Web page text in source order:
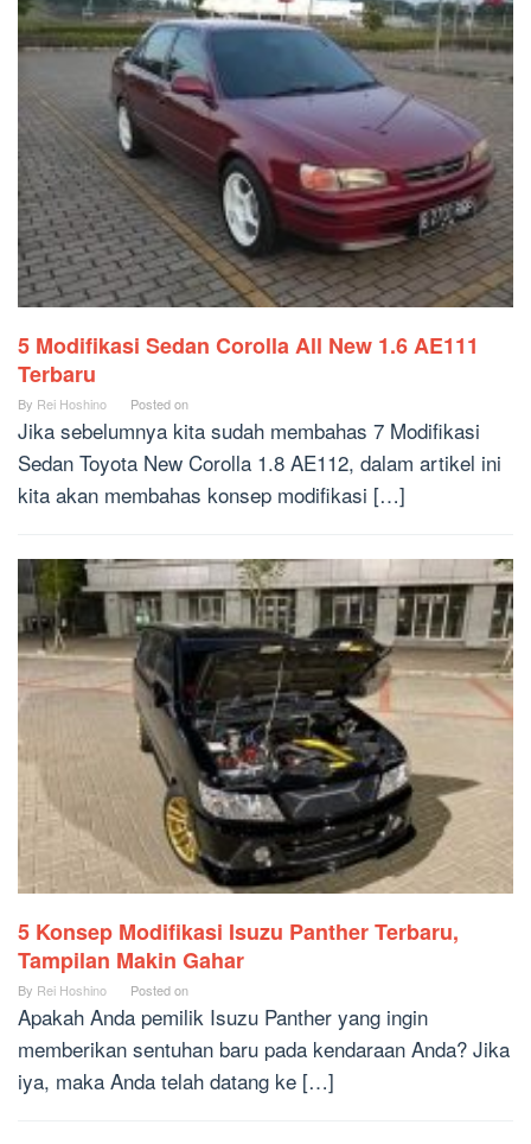
5 Modifikasi Sedan Corolla All New 1.6 AE111
Terbaru
By Rei Hoshino Posted on
Jika sebelumnya kita sudah membahas 7 Modifikasi
Sedan Toyota New Corolla 1.8 AE112, dalam artikel ini
kita akan membahas konsep modifikasi […]
5 Konsep Modifikasi Isuzu Panther Terbaru,
Tampilan Makin Gahar
By Rei Hoshino Posted on
Apakah Anda pemilik Isuzu Panther yang ingin
memberikan sentuhan baru pada kendaraan Anda? Jika
iya, maka Anda telah datang ke […]